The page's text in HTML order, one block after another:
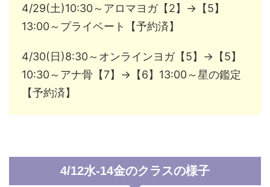
4/29(土)10:30～アロマヨガ【2】→【5】
13:00～プライベート【予約済】
4/30(日)8:30～オンラインヨガ【5】→【5】
10:30～アナ骨【7】→【6】13:00～星の鑑定
【予約済】
4/12水-14金のクラスの様子